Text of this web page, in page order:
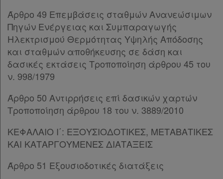
αγαπημένα
μου
Οι
σημειώσεις
μου
Ψάχνω
και
δε
βρίσκω
Άρθρο 20 [-]
Παρ.1
Παρ.2
Παρ.3
Παρ.4
Άρθρο 21
Παρ.1
Παρ.2
Παρ.3
Παρ.4
Παρ.4
Άρθρο 49 Επεμβάσεις σταθμών Ανανεώσιμων
Πηγών Ενέργειας και Συμπαραγωγής
Ηλεκτρισμού Θερμότητας Υψηλής Απόδοσης
και σταθμών αποθήκευσης σε δάση και
δασικές εκτάσεις Τροποποίηση άρθρου 45 του
ν. 998/1979
Άρθρο 50 Αντιρρήσεις επί δασικών χαρτών
Τροποποίηση άρθρου 18 του ν. 3889/2010
ΚΕΦΑΛΑΙΟ Ι΄: ΕΞΟΥΣΙΟΔΟΤΙΚΕΣ, ΜΕΤΑΒΑΤΙΚΕΣ
ΚΑΙ ΚΑΤΑΡΓΟΥΜΕΝΕΣ ΔΙΑΤΑΞΕΙΣ
Άρθρο 51 Εξουσιοδοτικές διατάξεις